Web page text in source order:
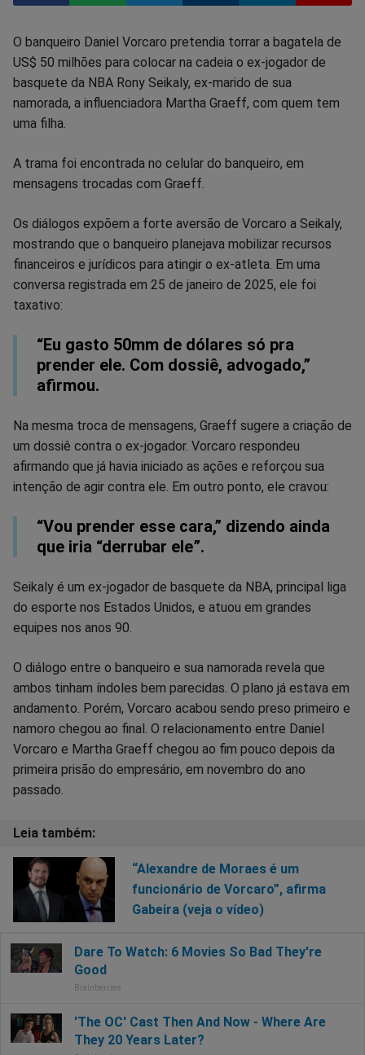
Compartilhar
no
Facebook
Compartilhar
no
Compartilhar
no
Compartilhar
no
Compartilhar
no
O banqueiro Daniel Vorcaro pretendia torrar a bagatela de
US$ 50 milhões para colocar na cadeia o ex-jogador de
basquete da NBA Rony Seikaly, ex-marido de sua
namorada, a influenciadora Martha Graeff, com quem tem
uma filha.
A trama foi encontrada no celular do banqueiro, em
mensagens trocadas com Graeff.
Os diálogos expõem a forte aversão de Vorcaro a Seikaly,
mostrando que o banqueiro planejava mobilizar recursos
financeiros e jurídicos para atingir o ex-atleta. Em uma
conversa registrada em 25 de janeiro de 2025, ele foi
taxativo:
“Eu gasto 50mm de dólares só pra
prender ele. Com dossiê, advogado,”
afirmou.
Na mesma troca de mensagens, Graeff sugere a criação de
um dossiê contra o ex-jogador. Vorcaro respondeu
afirmando que já havia iniciado as ações e reforçou sua
intenção de agir contra ele. Em outro ponto, ele cravou:
“Vou prender esse cara,” dizendo ainda
que iria “derrubar ele”.
Seikaly é um ex-jogador de basquete da NBA, principal liga
do esporte nos Estados Unidos, e atuou em grandes
equipes nos anos 90.
O diálogo entre o banqueiro e sua namorada revela que
ambos tinham índoles bem parecidas. O plano já estava em
andamento. Porém, Vorcaro acabou sendo preso primeiro e
namoro chegou ao final. O relacionamento entre Daniel
Vorcaro e Martha Graeff chegou ao fim pouco depois da
primeira prisão do empresário, em novembro do ano
passado.
“Alexandre de Moraes é um
funcionário de Vorcaro”, afirma
Gabeira (veja o vídeo)